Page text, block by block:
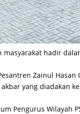
masyarakat hadir
Zainul
akbar yang
Pengurus Wilayah